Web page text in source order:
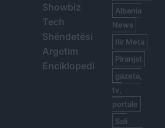
Showbiz
Tech
Shëndetësi
Argetim
Enciklopedi
Albania
News
Ilir Meta
Piranjat
gazeta,
tv,
portale
Sali